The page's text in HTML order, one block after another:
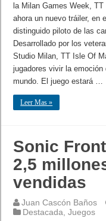
la Milan Games Week,
ahora un nuevo tráiler, en
distinguido piloto de las
Desarrollado por los
Studio Milan, TT Isle Of
jugadores vivir la emoción
mundo. El juego estará …
Leer Mas »
Sonic
2,5
vendidas
Juan Cascón Baños
Destacada ,Juegos